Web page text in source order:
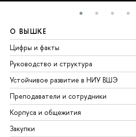
О ВЫШКЕ
Цифры и факты
Руководство и структура
Устойчивое развитие в НИУ ВШЭ
Преподаватели и сотрудники
Корпуса и общежития
Закупки